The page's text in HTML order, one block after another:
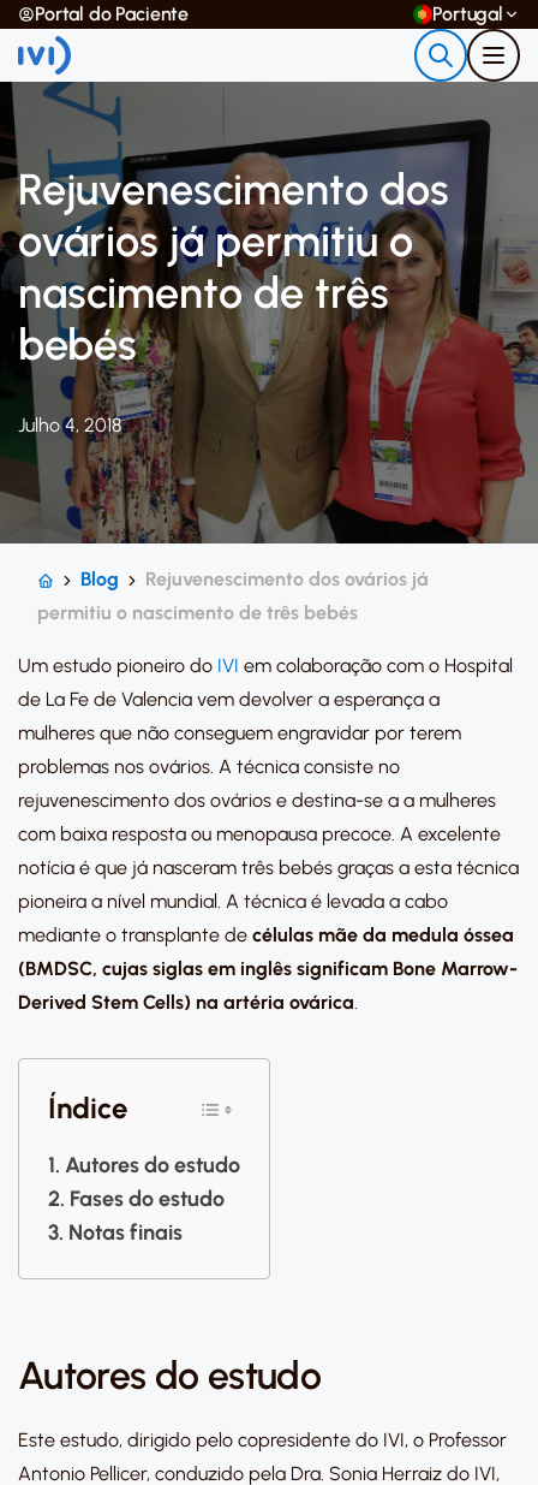
Portal do Paciente Portugal
Rejuvenescimento dos
ovários já permitiu o
nascimento de três
bebés
Julho 4, 2018
Blog
Rejuvenescimento dos ovários já
permitiu o nascimento de três bebés
Um estudo pioneiro do IVI em colaboração com o Hospital
de La Fe de Valencia vem devolver a esperança a
mulheres que não conseguem engravidar por terem
problemas nos ovários. A técnica consiste no
rejuvenescimento dos ovários e destina-se a a mulheres
com baixa resposta ou menopausa precoce. A excelente
notícia é que já nasceram três bebés graças a esta técnica
pioneira a nível mundial. A técnica é levada a cabo
mediante o transplante de células mãe da medula óssea
(BMDSC, cujas siglas em inglês significam Bone Marrow-
Derived Stem Cells) na artéria ovárica.
Índice
Autores do estudo
Fases do estudo
Notas finais
Autores do estudo
Este estudo, dirigido pelo copresidente do IVI, o Professor
Antonio Pellicer, conduzido pela Dra. Sonia Herraiz do IVI,